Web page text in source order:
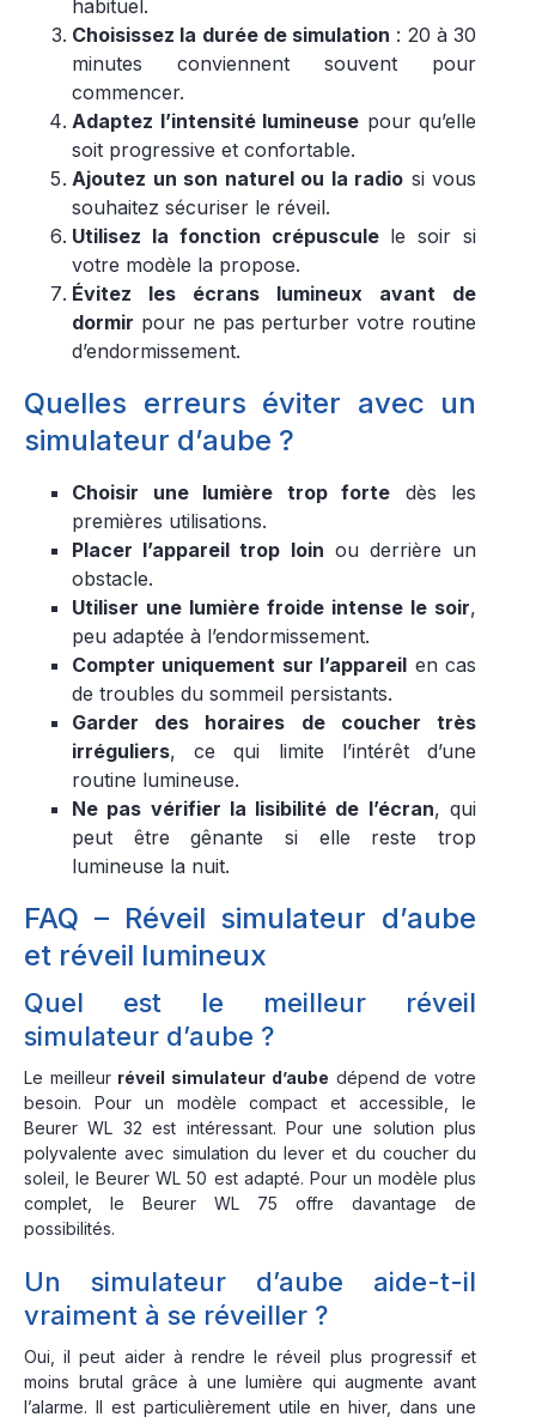
habituel.
Choisissez la durée de simulation : 20 à 30
minutes conviennent souvent pour
commencer.
Adaptez l’intensité lumineuse pour qu’elle
soit progressive et confortable.
Ajoutez un son naturel ou la radio si vous
souhaitez sécuriser le réveil.
Utilisez la fonction crépusculele soir si
votre modèle la propose.
Évitez les écrans lumineux avant de
dormir pour ne pas perturber votre routine
d’endormissement.
Quelles erreurs éviter avec un
simulateur d’aube ?
Choisir une lumière trop forte dès les
premières utilisations.
Placer l’appareil trop loin ou derrière un
obstacle.
Utiliser une lumière froide intense le soir,
peu adaptée à l’endormissement.
Compter uniquement sur l’appareil en cas
de troubles du sommeil persistants.
Garder des horaires de coucher très
irréguliers, ce qui limite l’intérêt d’une
routine lumineuse.
Ne pas vérifier la lisibilité de l’écran, qui
peut être gênante si elle reste trop
lumineuse la nuit.
FAQ – Réveil simulateur d’aube
et réveil lumineux
Quel est le meilleur réveil
simulateur d’aube ?
Le meilleur réveil simulateur d’aube dépend de votre
besoin. Pour un modèle compact et accessible, le
Beurer WL 32 est intéressant. Pour une solution plus
polyvalente avec simulation du lever et du coucher du
soleil, le Beurer WL 50 est adapté. Pour un modèle plus
complet, le Beurer WL 75 offre davantage de
possibilités.
Un simulateur d’aube aide-t-il
vraiment à se réveiller ?
Oui, il peut aider à rendre le réveil plus progressif et
moins brutal grâce à une lumière qui augmente avant
l’alarme. Il est particulièrement utile en hiver, dans une